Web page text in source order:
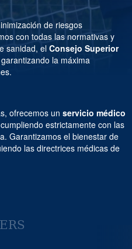
de riesgos
con todas las normativas y
sanidad, el Consejo Superior
la máxima
ofrecemos un servicio médico
estrictamente con las
Garantizamos el bienestar de
las directrices médicas de